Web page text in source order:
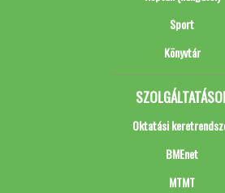
Sport
Könyvtár
Oktatási
BMEnet
MTMT